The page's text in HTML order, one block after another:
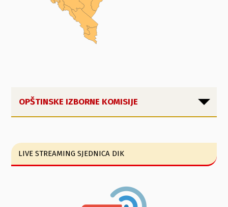
OPŠTINSKE IZBORNE KOMISIJE
LIVE STREAMING SJEDNICA DIK